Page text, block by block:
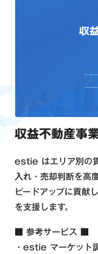
収益不動産事
estie はエリア別の
入れ・売却判断を高
ピードアップに貢献
を支援します。
■ 参考サービス ■
・estie マーケット